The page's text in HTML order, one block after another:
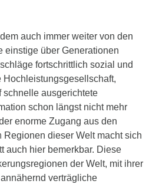
auch immer weiter von den
einstige über Generationen
fortschrittlich sozial und
schnelle ausgerichtete
schon längst nicht mehr
enorme Zugang aus den
Regionen dieser Welt macht sich
auch hier bemerkbar. Diese
der Welt, mit ihrer
verträgliche